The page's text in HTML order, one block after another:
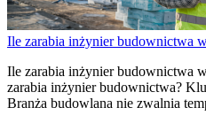
Ile zarabia inżynier budownictwa
Ile zarabia inżynier budownictwa
zarabia inżynier budownictwa?
Branża budowlana nie zwalnia